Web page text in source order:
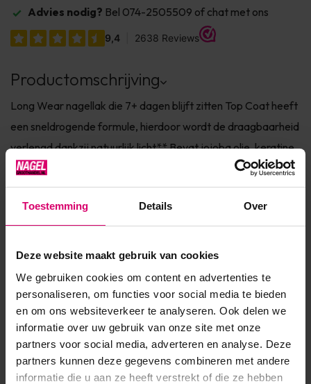
Toestemming Details Over
Deze website maakt gebruik van cookies
We gebruiken cookies om content en advertenties te
personaliseren, om functies voor social media te bieden
en om ons websiteverkeer te analyseren. Ook delen we
informatie over uw gebruik van onze site met onze
partners voor social media, adverteren en analyse. Deze
partners kunnen deze gegevens combineren met andere
informatie die u aan ze heeft verstrekt of die ze hebben
Advies nodig? Bel 074-2505509 of chat met ons
Productomschrijving
Long Wear nagellak die 7+ dagen blijft zitten Top Coat heeft
een sneldrogende formule, hierdoor wordt de draagbaarheid
verlengd dankzij natuurlijk licht** Bevat jojoba olie, keratine
en vitamine E voor de verzorging van de nagel Dierproefvrij
& 7Free* Verkrijgbaar in 150+ fashionkleuren InfoVINYLUX™
is een Long Wear nagellak die maar liefst 7 da...
Product specificaties
EAN 639370009841